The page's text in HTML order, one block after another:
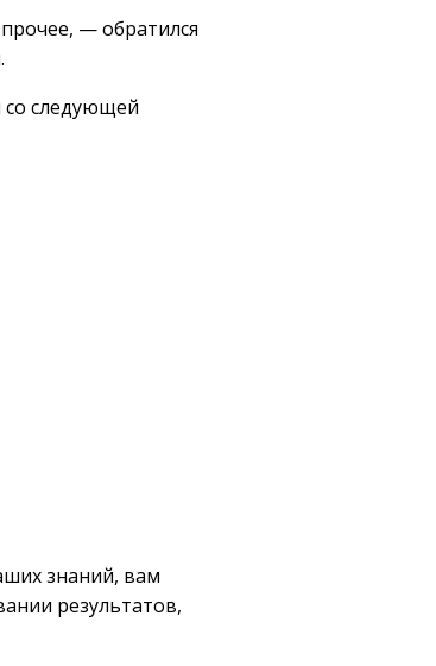
— обратился
со следующей
знаний, вам
результатов,